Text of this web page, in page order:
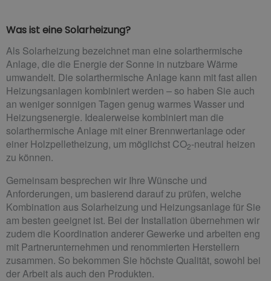
Was ist eine Solarheizung?
Als Solarheizung bezeichnet man eine solarthermische
Anlage, die die Energie der Sonne in nutzbare Wärme
umwandelt. Die solarthermische Anlage kann mit fast allen
Heizungsanlagen kombiniert werden – so haben Sie auch
an weniger sonnigen Tagen genug warmes Wasser und
Heizungsenergie. Idealerweise kombiniert man die
solarthermische Anlage mit einer Brennwertanlage oder
einer Holzpelletheizung, um möglichst CO2-neutral heizen
zu können.
Gemeinsam besprechen wir Ihre Wünsche und
Anforderungen, um basierend darauf zu prüfen, welche
Kombination aus Solarheizung und Heizungsanlage für Sie
am besten geeignet ist. Bei der Installation übernehmen wir
zudem die Koordination anderer Gewerke und arbeiten eng
mit Partnerunternehmen und renommierten Herstellern
zusammen. So bekommen Sie höchste Qualität, sowohl bei
der Arbeit als auch den Produkten.